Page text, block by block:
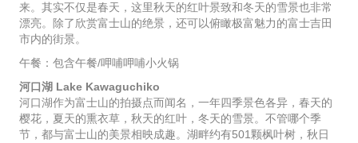
来。其实不仅是春天，这里秋天的红叶景致和冬天的雪景也非常
漂亮。除了欣赏富士山的绝景，还可以俯瞰极富魅力的富士吉田
市内的街景。
午餐：包含午餐/呷哺呷哺小火锅
河口湖 Lake Kawaguchiko
河口湖作为富士山的拍摄点而闻名，一年四季景色各异，春天的
樱花，夏天的熏衣草，秋天的红叶，冬天的雪景。不管哪个季
节，都与富士山的美景相映成趣。湖畔约有501颗枫叶树，秋日